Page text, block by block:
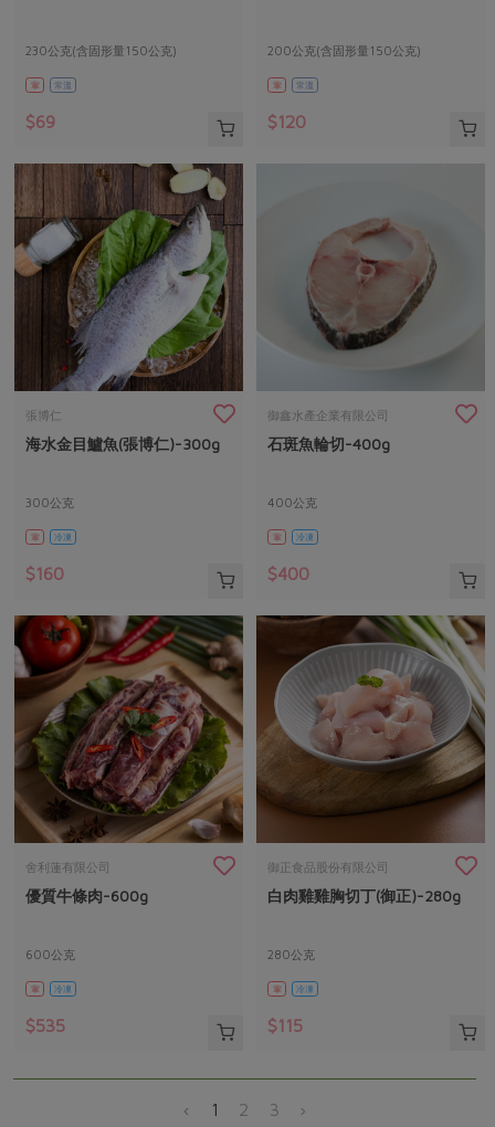
230公克(含固形量150公克)
葷 常溫
$69
200公克(含固形量150公克)
葷 常溫
$120
張博仁
海水金目鱸魚(張博仁)-300g
300公克
葷 冷凍
$160
御鑫水產企業有限公司
石斑魚輪切-400g
400公克
葷 冷凍
$400
舍利蓮有限公司
優質牛條肉-600g
600公克
葷 冷凍
$535
御正食品股份有限公司
白肉雞雞胸切丁(御正)-280g
280公克
葷 冷凍
$115
‹ 1 2 3 ›